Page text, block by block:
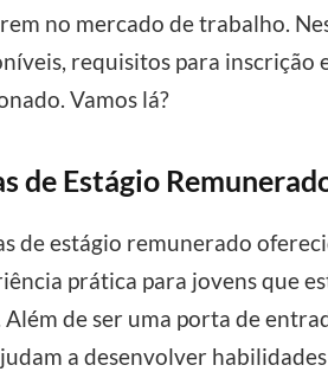
no mercado de trabalho.
requisitos para inscrição
Vamos lá?
de Estágio
de estágio remunerado
prática para jovens que
de ser uma porta de
a desenvolver